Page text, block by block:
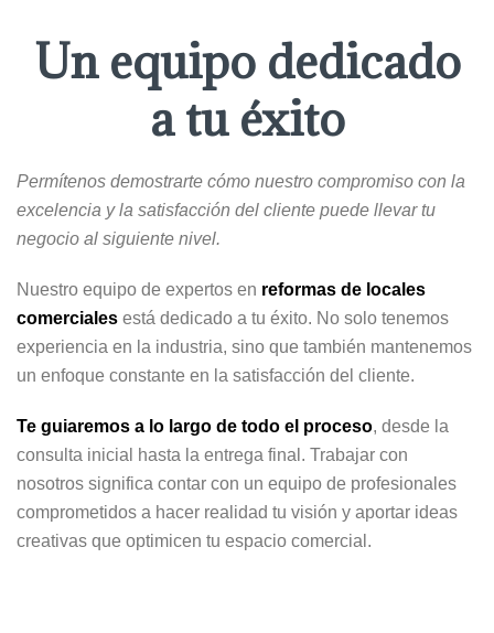
Un equipo dedicado
a tu éxito
Permítenos demostrarte cómo nuestro compromiso con la
excelencia y la satisfacción del cliente puede llevar tu
negocio al siguiente nivel.
Nuestro equipo de expertos en reformas de locales
comerciales está dedicado a tu éxito. No solo tenemos
experiencia en la industria, sino que también mantenemos
un enfoque constante en la satisfacción del cliente.
Te guiaremos a lo largo de todo el proceso, desde la
consulta inicial hasta la entrega final. Trabajar con
nosotros significa contar con un equipo de profesionales
comprometidos a hacer realidad tu visión y aportar ideas
creativas que optimicen tu espacio comercial.